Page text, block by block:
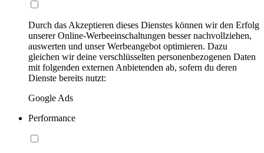
Durch das Akzeptieren dieses Dienstes können wir den Erfolg
unserer Online-Werbeeinschaltungen besser nachvollziehen,
auswerten und unser Werbeangebot optimieren. Dazu
gleichen wir deine verschlüsselten personenbezogenen Daten
mit folgenden externen Anbietenden ab, sofern du deren
Dienste bereits nutzt:
Google Ads
Performance